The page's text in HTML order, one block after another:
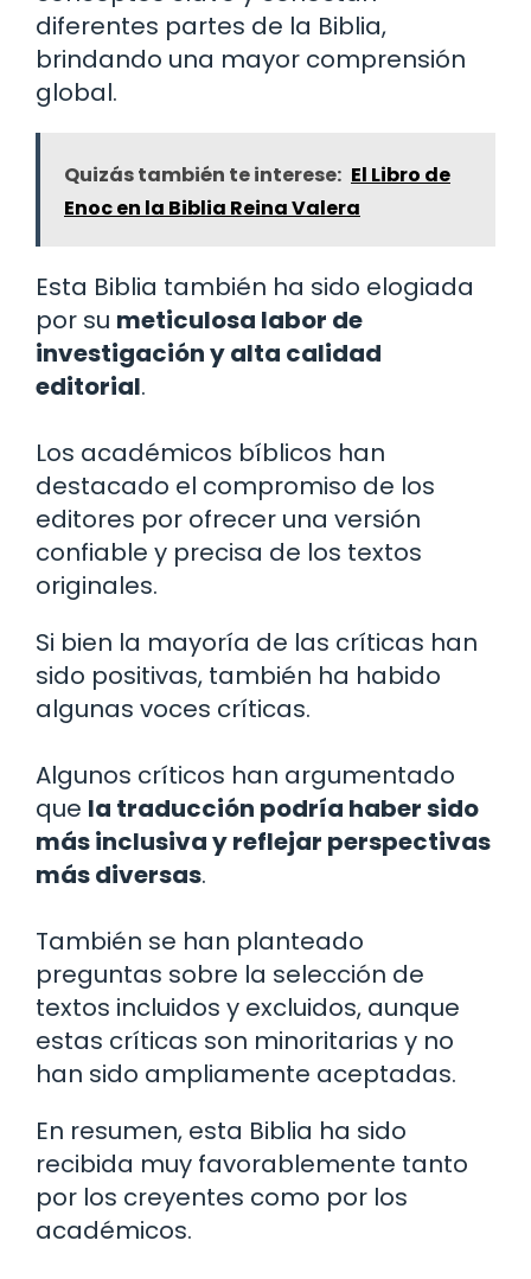
diferentes partes de la Biblia,
brindando una mayor comprensión
global.
Quizás también te interese: El Libro de
Enoc en la Biblia Reina Valera
Esta Biblia también ha sido elogiada
por su meticulosa labor de
investigación y alta calidad
editorial.
Los académicos bíblicos han
destacado el compromiso de los
editores por ofrecer una versión
confiable y precisa de los textos
originales.
Si bien la mayoría de las críticas han
sido positivas, también ha habido
algunas voces críticas.
Algunos críticos han argumentado
que la traducción podría haber sido
más inclusiva y reflejar perspectivas
más diversas.
También se han planteado
preguntas sobre la selección de
textos incluidos y excluidos, aunque
estas críticas son minoritarias y no
han sido ampliamente aceptadas.
En resumen, esta Biblia ha sido
recibida muy favorablemente tanto
por los creyentes como por los
académicos.